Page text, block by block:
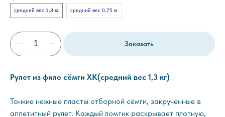
средний вес 1,3 кг средний вес 0,75 кг
Заказать
Рулет из филе сёмги ХК(средний вес 1,3 кг)
Тонкие нежные пласты отборной сёмги, закрученные в
аппетитный рулет. Каждый ломтик раскрывает плотную,